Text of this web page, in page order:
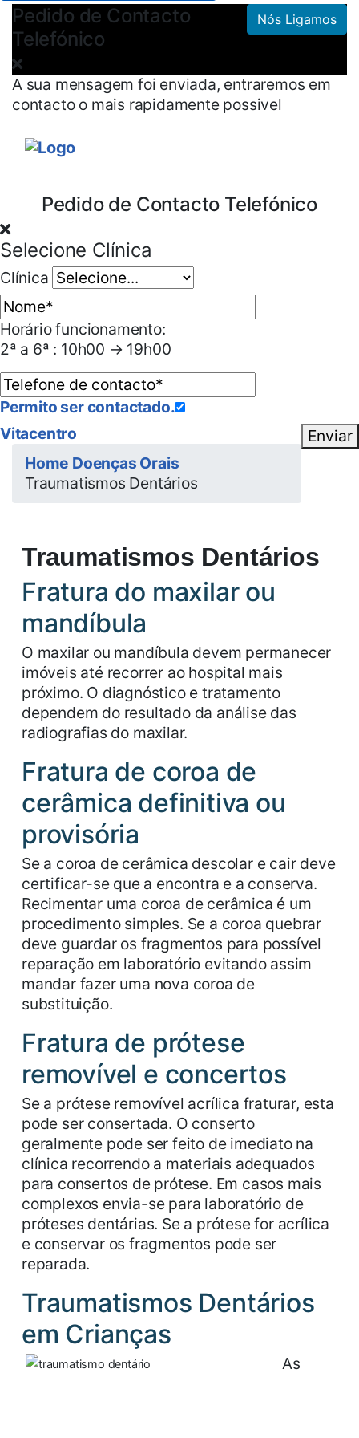
Nós Ligamos
Pedido de Contacto
Telefónico
A sua mensagem foi enviada, entraremos em
contacto o mais rapidamente possivel
Pedido de Contacto Telefónico
Selecione Clínica
Clínica
Horário funcionamento:
2ª a 6ª : 10h00 → 19h00
Permito ser contactado.
Enviar
Vitacentro
Home Doenças Orais
Traumatismos Dentários
Traumatismos Dentários
Fratura do maxilar ou
mandíbula
O maxilar ou mandíbula devem permanecer
imóveis até recorrer ao hospital mais
próximo. O diagnóstico e tratamento
dependem do resultado da análise das
radiografias do maxilar.
Fratura de coroa de
cerâmica definitiva ou
provisória
Se a coroa de cerâmica descolar e cair deve
certificar-se que a encontra e a conserva.
Recimentar uma coroa de cerâmica é um
procedimento simples. Se a coroa quebrar
deve guardar os fragmentos para possível
reparação em laboratório evitando assim
mandar fazer uma nova coroa de
substituição.
Fratura de prótese
removível e concertos
Se a prótese removível acrílica fraturar, esta
pode ser consertada. O conserto
geralmente pode ser feito de imediato na
clínica recorrendo a materiais adequados
para consertos de prótese. Em casos mais
complexos envia-se para laboratório de
próteses dentárias. Se a prótese for acrílica
e conservar os fragmentos pode ser
reparada.
Traumatismos Dentários
em Crianças
As